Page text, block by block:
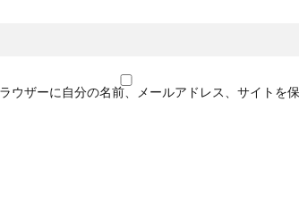
ウザーに自分の名前、メールアドレス、サイトを保